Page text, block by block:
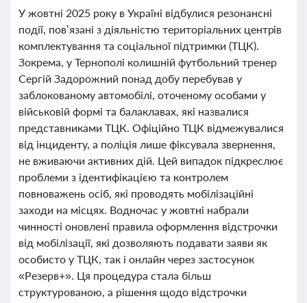
У жовтні 2025 року в Україні відбулися резонансні
події, пов’язані з діяльністю територіальних центрів
комплектування та соціальної підтримки (ТЦК).
Зокрема, у Тернополі колишній футбольний тренер
Сергій Задорожний понад добу перебував у
заблокованому автомобілі, оточеному особами у
військовій формі та балаклавах, які назвалися
представниками ТЦК. Офіційно ТЦК відмежувалися
від інциденту, а поліція лише фіксувала звернення,
не вживаючи активних дій. Цей випадок підкреслює
проблеми з ідентифікацією та контролем
повноважень осіб, які проводять мобілізаційні
заходи на місцях. Водночас у жовтні набрали
чинності оновлені правила оформлення відстрочки
від мобілізації, які дозволяють подавати заяви як
особисто у ТЦК, так і онлайн через застосунок
«Резерв+». Ця процедура стала більш
структурованою, а рішення щодо відстрочки